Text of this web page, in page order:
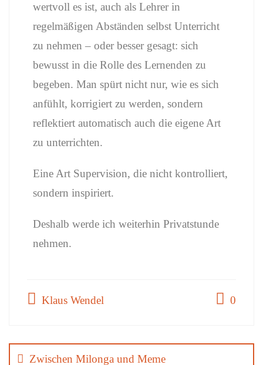
wertvoll es ist, auch als Lehrer in
regelmäßigen Abständen selbst Unterricht
zu nehmen – oder besser gesagt: sich
bewusst in die Rolle des Lernenden zu
begeben. Man spürt nicht nur, wie es sich
anfühlt, korrigiert zu werden, sondern
reflektiert automatisch auch die eigene Art
zu unterrichten.
Eine Art Supervision, die nicht kontrolliert,
sondern inspiriert.
Deshalb werde ich weiterhin Privatstunde
nehmen.
Klaus Wendel 0
Zwischen Milonga und Meme